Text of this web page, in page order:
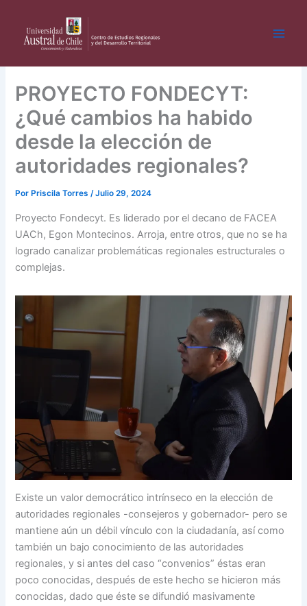
contenido
PROYECTO FONDECYT:
¿Qué cambios ha habido
desde la elección de
autoridades regionales?
Por Priscila Torres/Julio 29, 2024
Proyecto Fondecyt. Es liderado por el decano de FACEA
UACh, Egon Montecinos. Arroja, entre otros, que no se ha
logrado canalizar problemáticas regionales estructurales o
complejas.
Existe un valor democrático intrínseco en la elección de
autoridades regionales -consejeros y gobernador- pero se
mantiene aún un débil vínculo con la ciudadanía, así como
también un bajo conocimiento de las autoridades
regionales, y si antes del caso “convenios” éstas eran
poco conocidas, después de este hecho se hicieron más
conocidas, dado que éste se difundió masivamente